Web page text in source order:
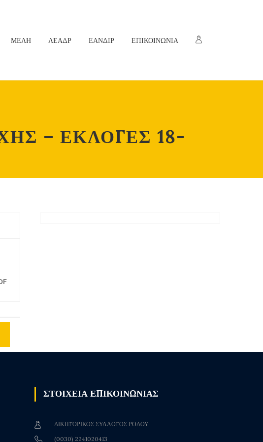
ΜΕΛΗ ΛΕΑΔΡ ΕΑΝΔΙΡ ΕΠΙΚΟΙΝΩΝΙΑ
– ΕΚΛΟΓΕΣ 18-
ΣΤΟΙΧΕΙΑ ΕΠΙΚΟΙΝΩΝΙΑΣ
ΔΙΚΗΓΟΡΙΚΟΣ ΣΥΛΛΟΓΟΣ ΡΟΔΟΥ
(0030) 2241020413